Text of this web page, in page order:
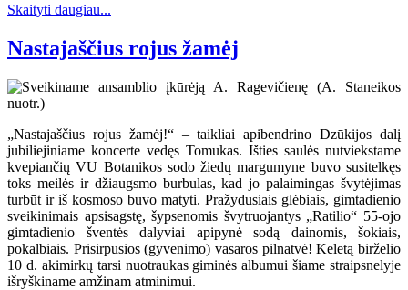
Skaityti daugiau...
Nastajaščius rojus žamėj
„Nastajaščius rojus žamėj!“ – taikliai apibendrino Dzūkijos dalį
jubiliejiniame koncerte vedęs Tomukas. Išties saulės nutviekstame
kvepiančių VU Botanikos sodo žiedų margumyne buvo susitelkęs
toks meilės ir džiaugsmo burbulas, kad jo palaimingas švytėjimas
turbūt ir iš kosmoso buvo matyti. Pražydusiais glėbiais, gimtadienio
sveikinimais apsisagstę, šypsenomis švytruojantys „Ratilio“ 55-ojo
gimtadienio šventės dalyviai apipynė sodą dainomis, šokiais,
pokalbiais. Prisirpusios (gyvenimo) vasaros pilnatvė! Keletą birželio
10 d. akimirkų tarsi nuotraukas giminės albumui šiame straipsnelyje
išryškiname amžinam atminimui.